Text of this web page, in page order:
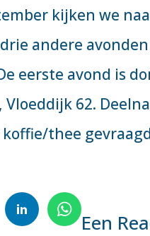
kijken we
andere
eerste avond is
62.
thee
Een